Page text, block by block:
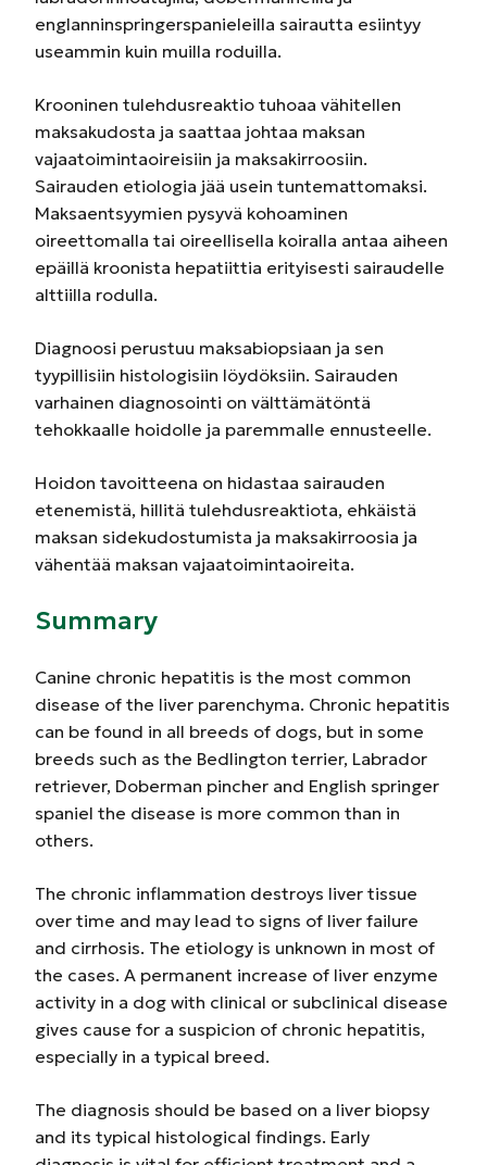
englanninspringerspanieleilla sairautta esiintyy
useammin kuin muilla roduilla.
Krooninen tulehdusreaktio tuhoaa vähitellen
maksakudosta ja saattaa johtaa maksan
vajaatoimintaoireisiin ja maksakirroosiin.
Sairauden etiologia jää usein tuntemattomaksi.
Maksaentsyymien pysyvä kohoaminen
oireettomalla tai oireellisella koiralla antaa aiheen
epäillä kroonista hepatiittia erityisesti sairaudelle
alttiilla rodulla.
Diagnoosi perustuu maksabiopsiaan ja sen
tyypillisiin histologisiin löydöksiin. Sairauden
varhainen diagnosointi on välttämätöntä
tehokkaalle hoidolle ja paremmalle ennusteelle.
Hoidon tavoitteena on hidastaa sairauden
etenemistä, hillitä tulehdusreaktiota, ehkäistä
maksan sidekudostumista ja maksakirroosia ja
vähentää maksan vajaatoimintaoireita.
Summary
Canine chronic hepatitis is the most common
disease of the liver parenchyma. Chronic hepatitis
can be found in all breeds of dogs, but in some
breeds such as the Bedlington terrier, Labrador
retriever, Doberman pincher and English springer
spaniel the disease is more common than in
others.
The chronic inflammation destroys liver tissue
over time and may lead to signs of liver failure
and cirrhosis. The etiology is unknown in most of
the cases. A permanent increase of liver enzyme
activity in a dog with clinical or subclinical disease
gives cause for a suspicion of chronic hepatitis,
especially in a typical breed.
The diagnosis should be based on a liver biopsy
and its typical histological findings. Early